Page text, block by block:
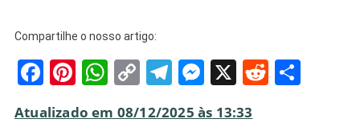
Automação
De
Compartilhe o nosso artigo:
Facebook
Pinterest
WhatsApp
CopyTelegram
Messenger
X Reddit
Atualizado em 08/12/2025 às 13:33